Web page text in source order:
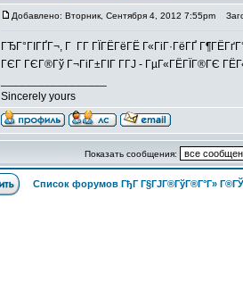
Добавлено: Вторник, Сентября 4, 2012 7:55pm
ГЂГ°ГІГҐГ¬, Г Г­Г ГЇГЁГёГЁ Г«ГіГ·ГёГҐ
ГЄГ ГЄГ®Гў Г¬ГіГ±ГІГ Г­ГЈ - ГµГ«ГЁГЇГ®ГЄ
Sincerely yours
Показать сообщения:
Список форумов ГђГ Г§ГЈГ®ГўГ®Г°Г»